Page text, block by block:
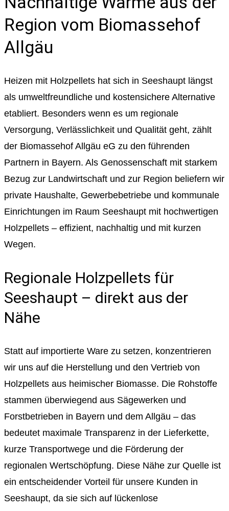
Region vom Biomassehof
Allgäu
Heizen mit Holzpellets hat sich in Seeshaupt längst
als umweltfreundliche und kostensichere Alternative
etabliert. Besonders wenn es um regionale
Versorgung, Verlässlichkeit und Qualität geht, zählt
der Biomassehof Allgäu eG zu den führenden
Partnern in Bayern. Als Genossenschaft mit starkem
Bezug zur Landwirtschaft und zur Region beliefern wir
private Haushalte, Gewerbebetriebe und kommunale
Einrichtungen im Raum Seeshaupt mit hochwertigen
Holzpellets – effizient, nachhaltig und mit kurzen
Wegen.
Regionale Holzpellets für
Seeshaupt – direkt aus der
Nähe
Statt auf importierte Ware zu setzen, konzentrieren
wir uns auf die Herstellung und den Vertrieb von
Holzpellets aus heimischer Biomasse. Die Rohstoffe
stammen überwiegend aus Sägewerken und
Forstbetrieben in Bayern und dem Allgäu – das
bedeutet maximale Transparenz in der Lieferkette,
kurze Transportwege und die Förderung der
regionalen Wertschöpfung. Diese Nähe zur Quelle ist
ein entscheidender Vorteil für unsere Kunden in
Seeshaupt, da sie sich auf lückenlose